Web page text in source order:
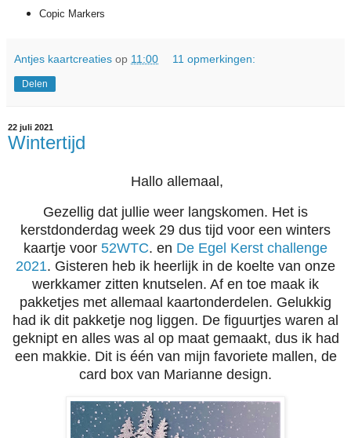
Copic Markers
Antjes kaartcreaties op 11:00 11 opmerkingen:
Delen
22 juli 2021
Wintertijd
Hallo allemaal,
Gezellig dat jullie weer langskomen. Het is
kerstdonderdag week 29 dus tijd voor een winters
kaartje voor 52WTC. en De Egel Kerst challenge
2021. Gisteren heb ik heerlijk in de koelte van onze
werkkamer zitten knutselen. Af en toe maak ik
pakketjes met allemaal kaartonderdelen. Gelukkig
had ik dit pakketje nog liggen. De figuurtjes waren al
geknipt en alles was al op maat gemaakt, dus ik had
een makkie. Dit is één van mijn favoriete mallen, de
card box van Marianne design.